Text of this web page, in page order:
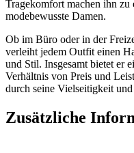
Tragekomfort machen ihn
modebewusste Damen.
Ob im Büro oder in der
verleiht jedem Outfit einen
und Stil. Insgesamt bietet er
Verhältnis von Preis und
durch seine Vielseitigkeit
Zusätzliche